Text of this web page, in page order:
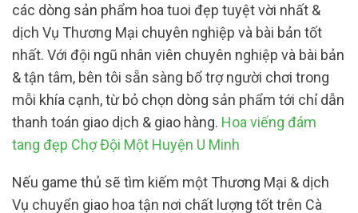
các dòng sản phẩm hoa tuoi đẹp tuyệt vời nhất &
dịch Vụ Thương Mại chuyên nghiệp và bài bản tốt
nhất. Với đội ngũ nhân viên chuyên nghiệp và bài bản
& tận tâm, bên tôi sẵn sàng bổ trợ người chơi trong
mỗi khía cạnh, từ bỏ chọn dòng sản phẩm tới chỉ dẫn
thanh toán giao dịch & giao hàng. Hoa viếng đám
tang đẹp Chợ Đội Một Huyện U Minh
Nếu game thủ sẽ tìm kiếm một Thương Mại & dịch
Vụ chuyển giao hoa tận nơi chất lượng tốt trên Cà